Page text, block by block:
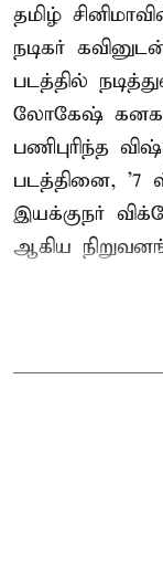
தமிழ்
நடிகர்
படத்தில்
லோகேஷ்
பணிபுரிந்த
படத்தினை, '7
இயக்குநர்
ஆகிய